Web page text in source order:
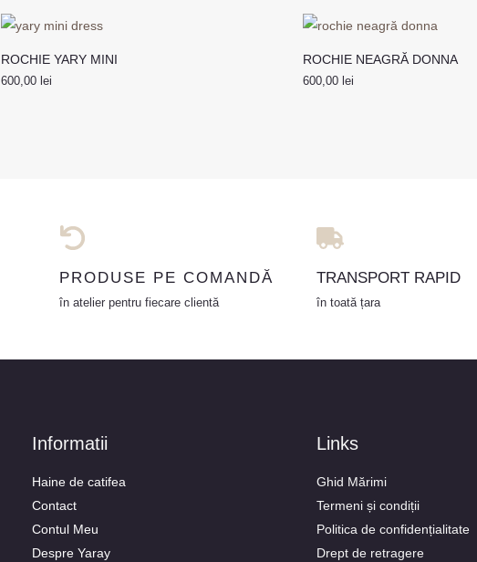
ROCHIE YARY MINI
600,00 lei
ROCHIE NEAGRĂ DONNA
600,00 lei
PRODUSE PE COMANDĂ
în atelier pentru fiecare clientă
TRANSPORT RAPID
în toată țara
Informatii
Haine de catifea
Contact
Contul Meu
Despre Yaray
Links
Ghid Mărimi
Termeni și condiții
Politica de confidențialitate
Drept de retragere